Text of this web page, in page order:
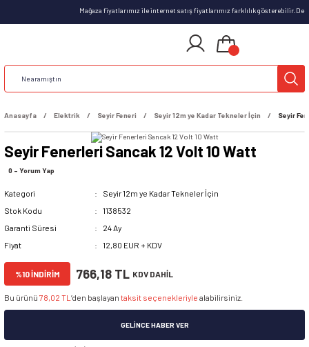
Mağaza fiyatlarımız ile internet satış fiyatlarımız farklılık
Anasayfa Elektrik Seyir Feneri Seyir 12m ye Kadar Tekneler İçin Seyir
Seyir Fenerleri Sancak 12 Volt 10 Watt
0 - Yorum Yap
Kategori
Seyir 12m ye Kadar Tekneler İçin
Stok Kodu
1138532
Garanti Süresi
24 Ay
Fiyat
12,80 EUR + KDV
%10 İNDİRİM 766,18 TL KDV DAHİL
Bu ürünü 78,02 TL ’den başlayan taksit seçenekleriyle alabilirsiniz.
GELINCE HABER VER